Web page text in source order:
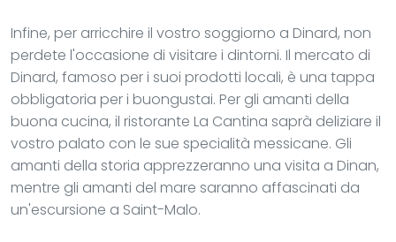
Infine, per arricchire il vostro soggiorno a Dinard, non
perdete l'occasione di visitare i dintorni. Il mercato di
Dinard, famoso per i suoi prodotti locali, è una tappa
obbligatoria per i buongustai. Per gli amanti della
buona cucina, il ristorante La Cantina saprà deliziare il
vostro palato con le sue specialità messicane. Gli
amanti della storia apprezzeranno una visita a Dinan,
mentre gli amanti del mare saranno affascinati da
un'escursione a Saint-Malo.